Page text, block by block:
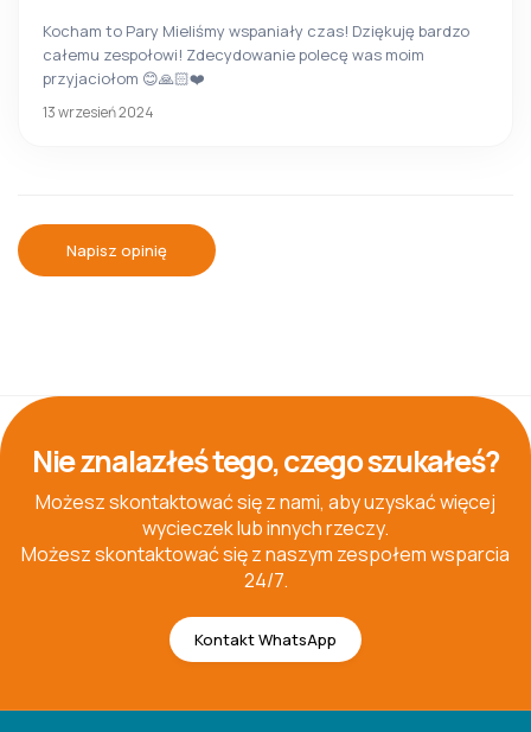
Kocham to Pary Mieliśmy wspaniały czas! Dziękuję bardzo
całemu zespołowi! Zdecydowanie polecę was moim
przyjaciołom 😊🙏🏻❤️
13 wrzesień 2024
Napisz opinię
Nie znalazłeś tego, czego szukałeś?
Możesz skontaktować się z nami, aby uzyskać więcej
wycieczek lub innych rzeczy.
Możesz skontaktować się z naszym zespołem wsparcia
24/7.
Kontakt WhatsApp